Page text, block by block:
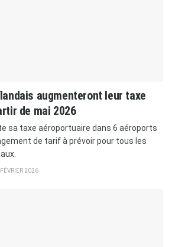
augmenteront leur taxe
de mai 2026
sa taxe aéroportuaire dans 6 aéroports
de tarif à prévoir pour tous les
2026